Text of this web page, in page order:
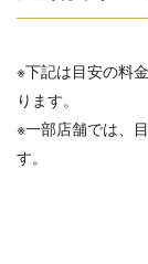
※下記は目安の料
ります。
※一部店舗では、
す。